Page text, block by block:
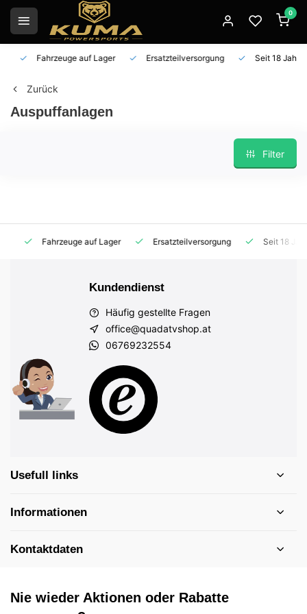
0
Fahrzeuge auf Lager Ersatzteilversorgung Seit 18 Jahren
Zurück
Auspuffanlagen
Filter
Fahrzeuge auf Lager Ersatzteilversorgung Seit 18
Kundendienst
Häufig gestellte Fragen
office@quadatvshop.at
06769232554
Usefull links
Informationen
Kontaktdaten
Nie wieder Aktionen oder Rabatte